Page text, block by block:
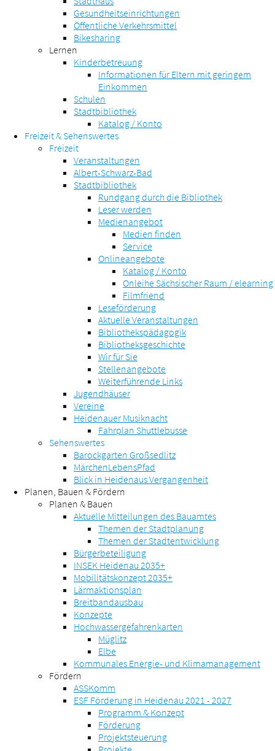
Gesundheitseinrichtungen
Öffentliche Verkehrsmittel
Bikesharing
Lernen
Kinderbetreuung
Informationen für Eltern mit geringem
Einkommen
Schulen
Stadtbibliothek
Katalog / Konto
Freizeit & Sehenswertes
Freizeit
Veranstaltungen
Albert-Schwarz-Bad
Stadtbibliothek
Rundgang durch die Bibliothek
Leser werden
Medienangebot
Medien finden
Service
Onlineangebote
Katalog / Konto
Onleihe Sächsischer Raum / elearning
Filmfriend
Leseförderung
Aktuelle Veranstaltungen
Bibliothekspädagogik
Bibliotheksgeschichte
Wir für Sie
Stellenangebote
Weiterführende Links
Jugendhäuser
Vereine
Heidenauer Musiknacht
Fahrplan Shuttlebusse
Sehenswertes
Barockgarten Großsedlitz
MärchenLebensPfad
Blick in Heidenaus Vergangenheit
Planen, Bauen & Fördern
Planen & Bauen
Aktuelle Mitteilungen des Bauamtes
Themen der Stadtplanung
Themen der Stadtentwicklung
Bürgerbeteiligung
INSEK Heidenau 2035+
Mobilitätskonzept 2035+
Lärmaktionsplan
Breitbandausbau
Konzepte
Hochwassergefahrenkarten
Müglitz
Elbe
Kommunales Energie- und Klimamanagement
Fördern
ASSKomm
ESF Förderung in Heidenau 2021 - 2027
Programm & Konzept
Förderung
Projektsteuerung